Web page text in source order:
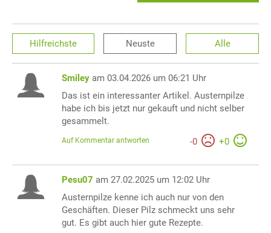
Hilfreichste Neuste Alle
Smiley am 03.04.2026 um 06:21 Uhr
Das ist ein interessanter Artikel. Austernpilze
habe ich bis jetzt nur gekauft und nicht selber
gesammelt.
-0 +0
Auf Kommentar antworten
Pesu07 am 27.02.2025 um 12:02 Uhr
Austernpilze kenne ich auch nur von den
Geschäften. Dieser Pilz schmeckt uns sehr
gut. Es gibt auch hier gute Rezepte.